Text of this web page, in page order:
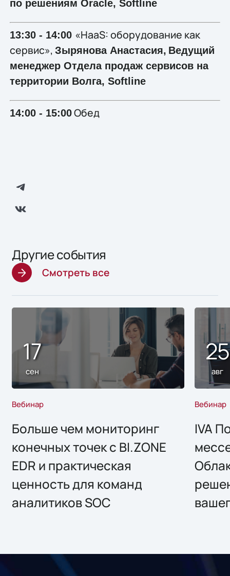
по решениям Oracle, Softline
13:30 - 14:00 «HaaS: оборудование как
сервис», Зырянова Анастасия, Ведущий
менеджер Отдела продаж сервисов на
территории Волга, Softline
14:00 - 15:00Обед
Другие события
Смотреть все
17
сен
Вебинар
Больше чем мониторинг
конечных точек с BI.ZONE
EDR и практическая
ценность для команд
аналитиков SOC
25
авг
Вебинар
IVA